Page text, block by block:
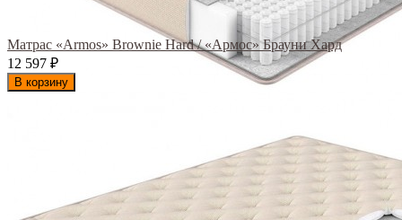
Матрас «Armos» Brownie Hard / «Армос» Брауни Хард
12 597 ₽
В корзину